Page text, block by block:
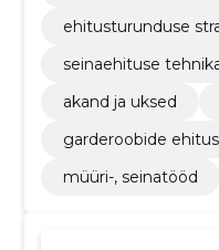
ehitusturunduse
seinaehituse
akand ja uksed
garderoobide ehitus
müüri-, seinatööd